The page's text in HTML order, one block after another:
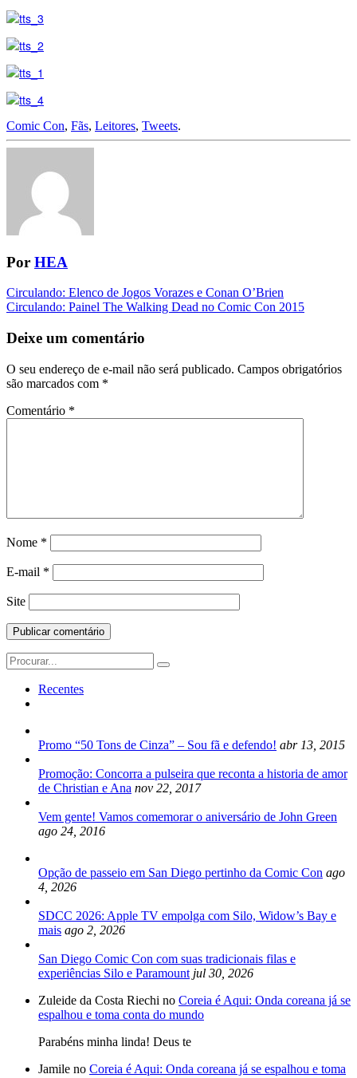
Comic Con, Fãs, Leitores, Tweets.
Por HEA
Navegação
da
Postagem
Circulando: Elenco de Jogos Vorazes e Conan O’Brien
Circulando: Painel The Walking Dead no Comic Con 2015
Deixe um comentário
O seu endereço de e-mail não será publicado. Campos obrigatórios
são marcados com *
Comentário *
Nome *
E-mail *
Site
Search
for:
Recentes
Promo “50 Tons de Cinza” – Sou fã e defendo! abr 13, 2015
Promoção: Concorra a pulseira que reconta a historia de amor
de Christian e Ana nov 22, 2017
Vem gente! Vamos comemorar o aniversário de John Green
ago 24, 2016
Opção de passeio em San Diego pertinho da Comic Con ago
4, 2026
SDCC 2026: Apple TV empolga com Silo, Widow’s Bay e
mais ago 2, 2026
San Diego Comic Con com suas tradicionais filas e
experiências Silo e Paramount jul 30, 2026
Zuleide da Costa Riechi no Coreia é Aqui: Onda coreana já se
espalhou e toma conta do mundo
Parabéns minha linda! Deus te
Jamile no Coreia é Aqui: Onda coreana já se espalhou e toma